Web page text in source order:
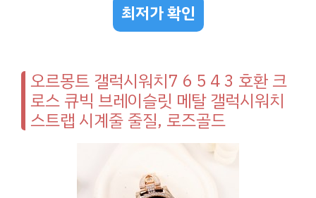
최저가 확인
오르몽트 갤럭시워치7 6 5 4 3 호환 크
로스 큐빅 브레이슬릿 메탈 갤럭시워치
스트랩 시계줄 줄질, 로즈골드